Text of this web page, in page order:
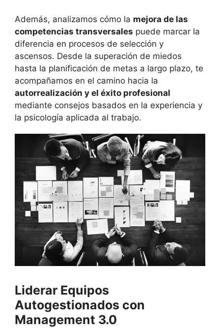
Además, analizamos cómo la mejora de las
competencias transversales puede marcar la
diferencia en procesos de selección y
ascensos. Desde la superación de miedos
hasta la planificación de metas a largo plazo, te
acompañamos en el camino hacia la
autorrealización y el éxito profesional
mediante consejos basados en la experiencia y
la psicología aplicada al trabajo.
Liderar Equipos
Autogestionados con
Management 3.0